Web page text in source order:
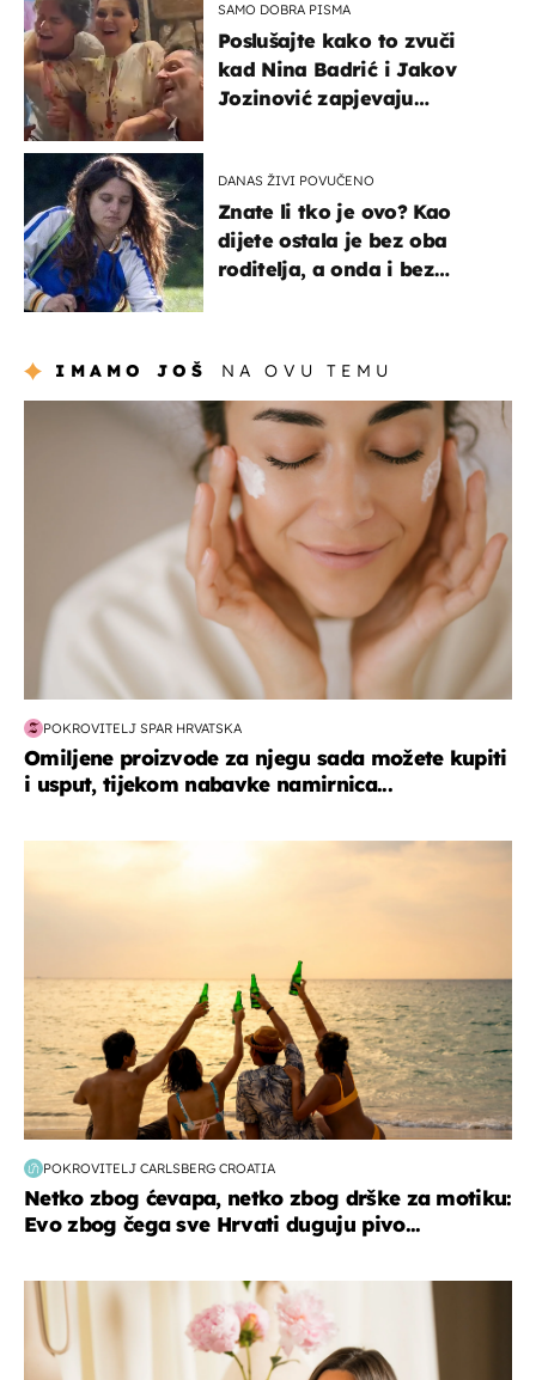
SAMO DOBRA PISMA
Poslušajte kako to zvuči
kad Nina Badrić i Jakov
Jozinović zapjevaju
DANAS ŽIVI POVUČENO
Znate li tko je ovo? Kao
dijete ostala je bez oba
roditelja, a onda i bez
IMAMO JOŠ NA OVU TEMU
moda & ljepota
POKROVITELJ SPAR HRVATSKA
Omiljene proizvode za njegu sada možete kupiti
i usput, tijekom nabavke namirnica...
POKROVITELJ CARLSBERG CROATIA
Netko zbog ćevapa, netko zbog drške za motiku:
Evo zbog čega sve Hrvati duguju pivo...
moda & ljepota